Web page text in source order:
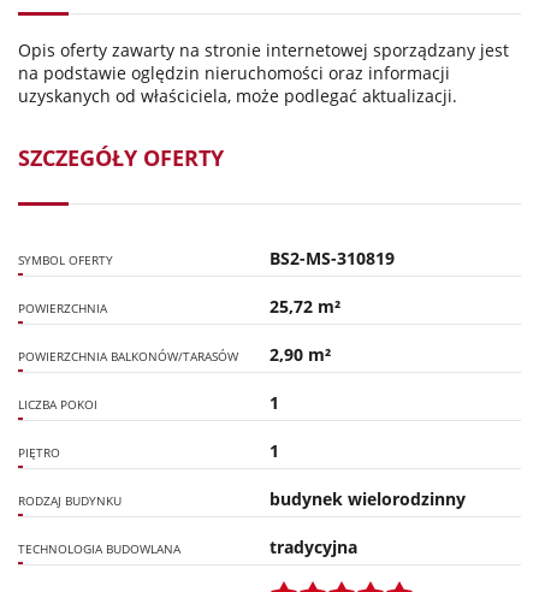
Opis oferty zawarty na stronie internetowej sporządzany jest
na podstawie oględzin nieruchomości oraz informacji
uzyskanych od właściciela, może podlegać aktualizacji.
SZCZEGÓŁY OFERTY
SYMBOL OFERTY BS2-MS-310819
POWIERZCHNIA 25,72 m²
POWIERZCHNIA BALKONÓW/TARASÓW 2,90 m²
LICZBA POKOI 1
PIĘTRO 1
RODZAJ BUDYNKU budynek wielorodzinny
TECHNOLOGIA BUDOWLANA tradycyjna